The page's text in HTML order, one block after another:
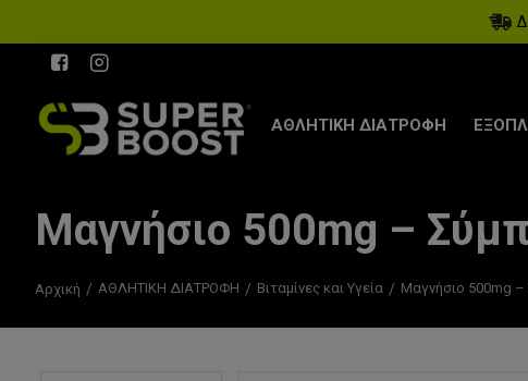
ΑΘΛΗΤΙΚΗ ΔΙΑΤΡΟΦΗ
Μαγνήσιο 500mg –
Αρχική ΑΘΛΗΤΙΚΗ ΔΙΑΤΡΟΦΗ Βιταμίνες και Υγεία Μαγνήσιο 500mg